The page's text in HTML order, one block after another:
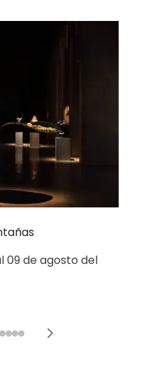
09 de agosto del